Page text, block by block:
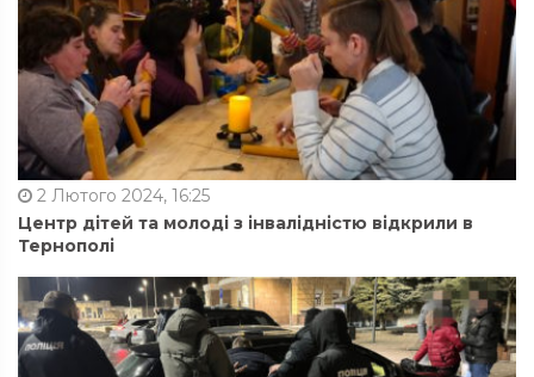
2 Лютого 2024, 16:25
Центр дітей та молоді з інвалідністю відкрили в
Тернополі